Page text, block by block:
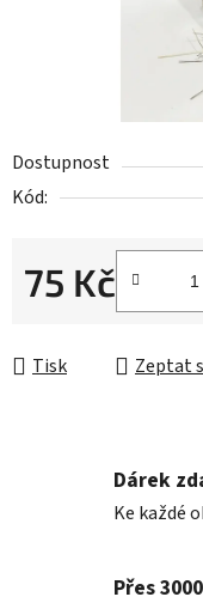
Dostupnost
Kód:
75 Kč
Měrná cena:
Tisk Zeptat
Dárek
Ke každé
Přes